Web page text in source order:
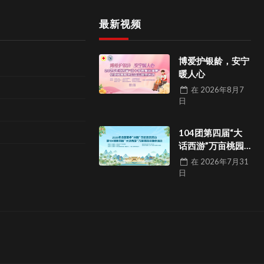
最新视频
博爱护银龄，安宁
暖人心
在 2026年8月7
日
104团第四届“大
话西游”万亩桃园
采摘季活动
在 2026年7月31
日